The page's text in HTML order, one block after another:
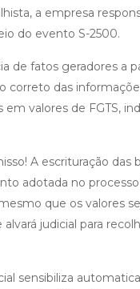
a empresa
do evento S-2500.
de fatos geradores a
das
valores de FGTS,
A escrituração das
adotada no processo
que os valores
judicial para
sensibiliza